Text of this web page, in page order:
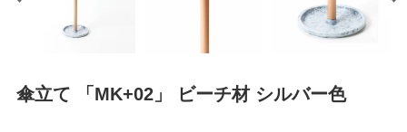
傘立て 「MK+02」 ビーチ材 シルバー色